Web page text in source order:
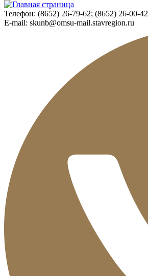
Телефон: (8652) 26-79-62; (8652) 26-00-42
E-mail: skunb@omsu-mail.stavregion.ru